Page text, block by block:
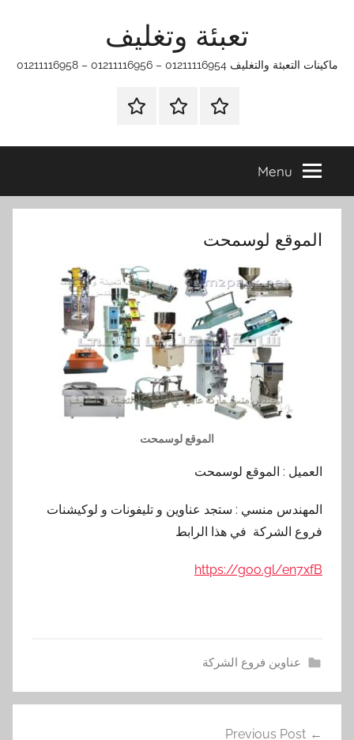
تعبئة وتغليف
ماكينات التعبئة والتغليف 01211116954 – 01211116956 – 01211116958
الرئيسيةماكينات
وتغليف
اتـصـل
في
التي
Menu
الموقع لوسمحت
الموقع لوسمحت
العميل : الموقع لوسمحت
المهندس منسي : ستجد عناوين و تليفونات و لوكيشنات
فروع الشركة في هذا الرابط
https://goo.gl/en7xfB
عناوين فروع الشركة
ا
Previous Post